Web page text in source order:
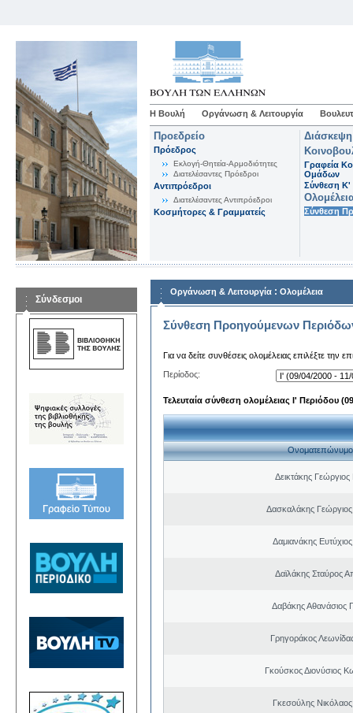
Η Βουλή Οργάνωση & Λειτουργία
Προεδρείο
Πρόεδρος
Εκλογή-Θητεία-Αρμοδιότητες
Διατελέσαντες Πρόεδροι
Αντιπρόεδροι
Διατελέσαντες Αντιπρόεδροι
Κοσμήτορες & Γραμματείς
Γραφεία
Ομάδων
Σύνθεση K'
Σύνθεση
Σύνδεσμοι
Οργάνωση & Λειτουργία : Ολομέλεια
Σύνθεση Προηγούμενων
Για να δείτε συνθέσεις ολομέλειας επιλέξτε την
Περίοδος:
Τελευταία σύνθεση ολομέλειας Ι' Περιόδου
Ονοματεπώνυμο
Δεικτάκης
Δασκαλάκης
Δαμιανάκης
Δαϊλάκης Σταύρος
Δαβάκης Αθανάσιος
Γρηγοράκος
Γκούσκος Διονύσιος
Γκεσούλης